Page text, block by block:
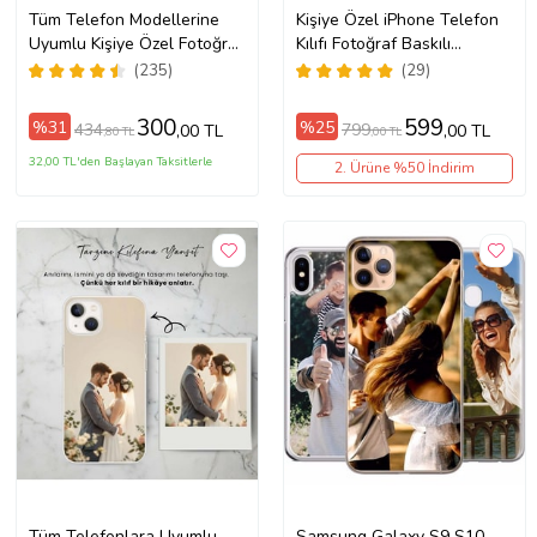
Tüm Telefon Modellerine
Uyumlu Kişiye Özel Fotoğraf
Baskılı Telefon Kılıfı
(235)
%31 434,80 TL 300,00 TL
32,00 TL'den Başlayan Taksitlerle
Kişiye Özel iPhone Telefon
Kılıfı Fotoğraf Baskılı
11/13/14/14Pro/14ProMax/15/
(29)
%25 799,00 TL 599,00 TL
2. Ürüne %50 İndirim